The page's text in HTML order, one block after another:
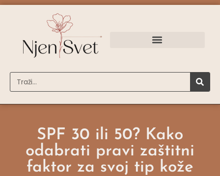
SPF 30 ili 50? Kako
odabrati pravi zaštitni
faktor za svoj tip kože